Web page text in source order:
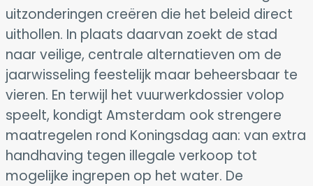
uitzonderingen creëren die het beleid direct
uithollen. In plaats daarvan zoekt de stad
naar veilige, centrale alternatieven om de
jaarwisseling feestelijk maar beheersbaar te
vieren. En terwijl het vuurwerkdossier volop
speelt, kondigt Amsterdam ook strengere
maatregelen rond Koningsdag aan: van extra
handhaving tegen illegale verkoop tot
mogelijke ingrepen op het water. De